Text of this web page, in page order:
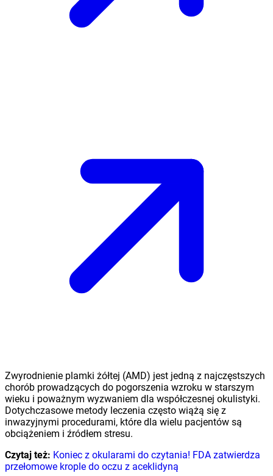
Zwyrodnienie plamki żółtej (AMD) jest jedną z najczęstszych
chorób prowadzących do pogorszenia wzroku w starszym
wieku i poważnym wyzwaniem dla współczesnej okulistyki.
Dotychczasowe metody leczenia często wiążą się z
inwazyjnymi procedurami, które dla wielu pacjentów są
obciążeniem i źródłem stresu.
Czytaj też: Koniec z okularami do czytania! FDA zatwierdza
przełomowe krople do oczu z aceklidyną